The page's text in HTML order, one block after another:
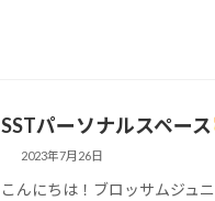
SSTパーソナルスペース
2023年7月26日
こんにちは！ブロッサムジュ